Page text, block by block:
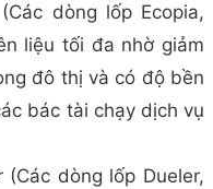
dòng lốp Ecopia,
liệu tối đa nhờ giảm
đô thị và có độ bền
bác tài chạy dịch vụ
dòng lốp Dueler,